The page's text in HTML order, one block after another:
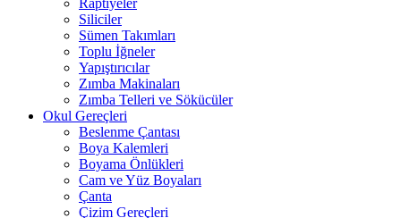
Raptiyeler
Siliciler
Sümen Takımları
Toplu İğneler
Yapıştırıcılar
Zımba Makinaları
Zımba Telleri ve Sökücüler
Okul Gereçleri
Beslenme Çantası
Boya Kalemleri
Boyama Önlükleri
Cam ve Yüz Boyaları
Çanta
Çizim Gereçleri